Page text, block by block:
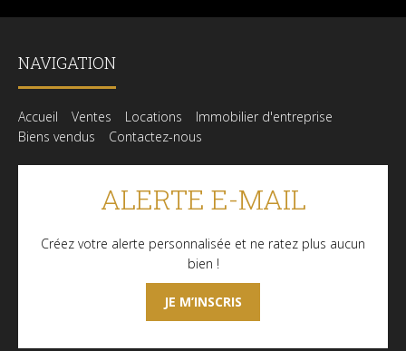
NAVIGATION
Accueil Ventes Locations
Immobilier d'entreprise
Biens vendus
Contactez-nous
ALERTE E-MAIL
Créez votre alerte personnalisée et ne ratez plus aucun
bien !
JE M’INSCRIS